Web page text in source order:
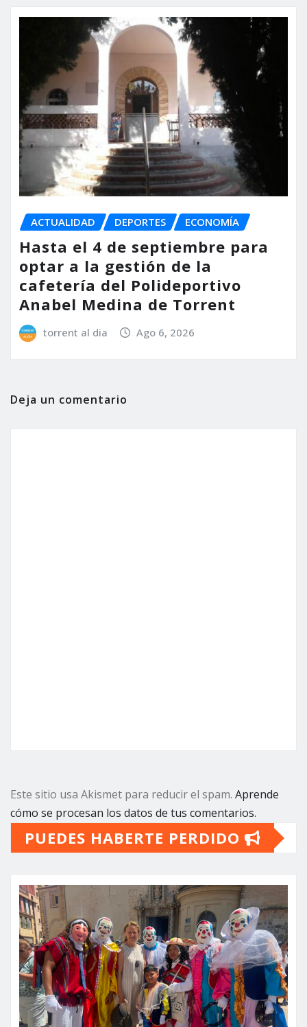
ACTUALIDAD DEPORTES ECONOMÍA
Hasta el 4 de septiembre para
optar a la gestión de la
cafetería del Polideportivo
Anabel Medina de Torrent
torrent al dia Ago 6, 2026
Deja un comentario
Este sitio usa Akismet para reducir el spam. Aprende
cómo se procesan los datos de tus comentarios.
PUEDES HABERTE PERDIDO